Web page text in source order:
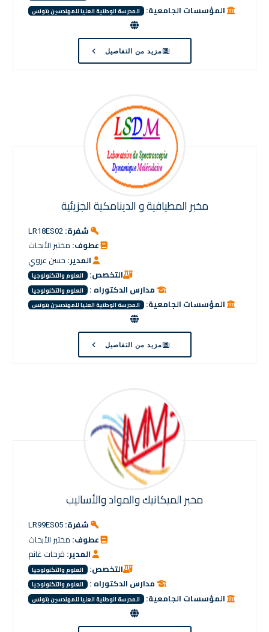
المؤسسات الجامعية: المدرسة الوطنية العليا للمهندسين بتونس
مزيد من التفاصيل
مخبر المطيافية و الدينامكية الجزيئية
شفرة: LR18ES02
عطوف: مختبر الأبحاث
المدير: حسن عروي
التخصص:
العلوم والتكنولوجيا
مدارس الدكتوراه : العلوم والتكنولوجيا
المؤسسات الجامعية: المدرسة الوطنية العليا للمهندسين بتونس
مزيد من التفاصيل
مخبر الميكانيك والمواد والأساليب
شفرة: LR99ES05
عطوف: مختبر الأبحاث
المدير: فرحات غانم
التخصص:
العلوم والتكنولوجيا
مدارس الدكتوراه : العلوم والتكنولوجيا
المؤسسات الجامعية: المدرسة الوطنية العليا للمهندسين بتونس